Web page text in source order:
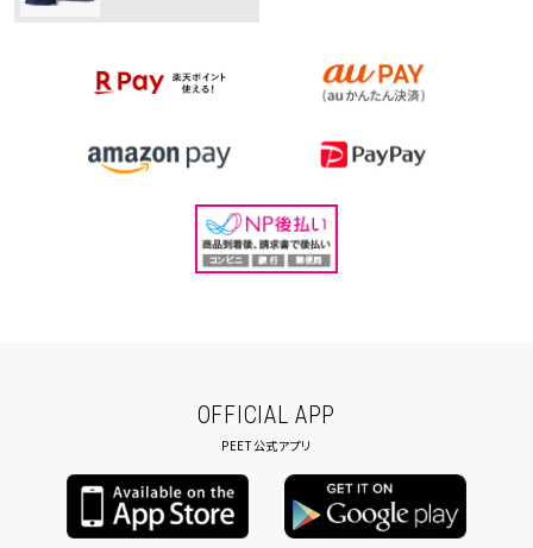
OFFICIAL APP
PEET公式アプリ